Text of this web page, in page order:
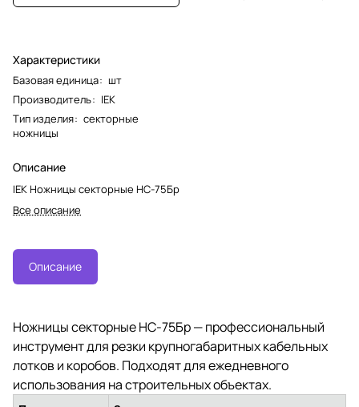
Характеристики
Базовая единица: шт
Производитель: IEK
Тип изделия: секторные
ножницы
Описание
IEK Ножницы секторные НС-75Бр
Все описание
Описание
Ножницы секторные НС-75Бр — профессиональный
инструмент для резки крупногабаритных кабельных
лотков и коробов. Подходят для ежедневного
использования на строительных объектах.